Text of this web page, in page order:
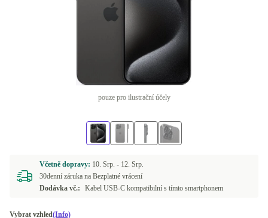
pouze pro ilustrační účely
Včetně dopravy: 10. Srp. - 12. Srp.
30denní záruka na Bezplatné vrácení
Dodávka vč.:
Kabel USB-C kompatibilní s tímto smartphonem
Vybrat vzhled(Info)